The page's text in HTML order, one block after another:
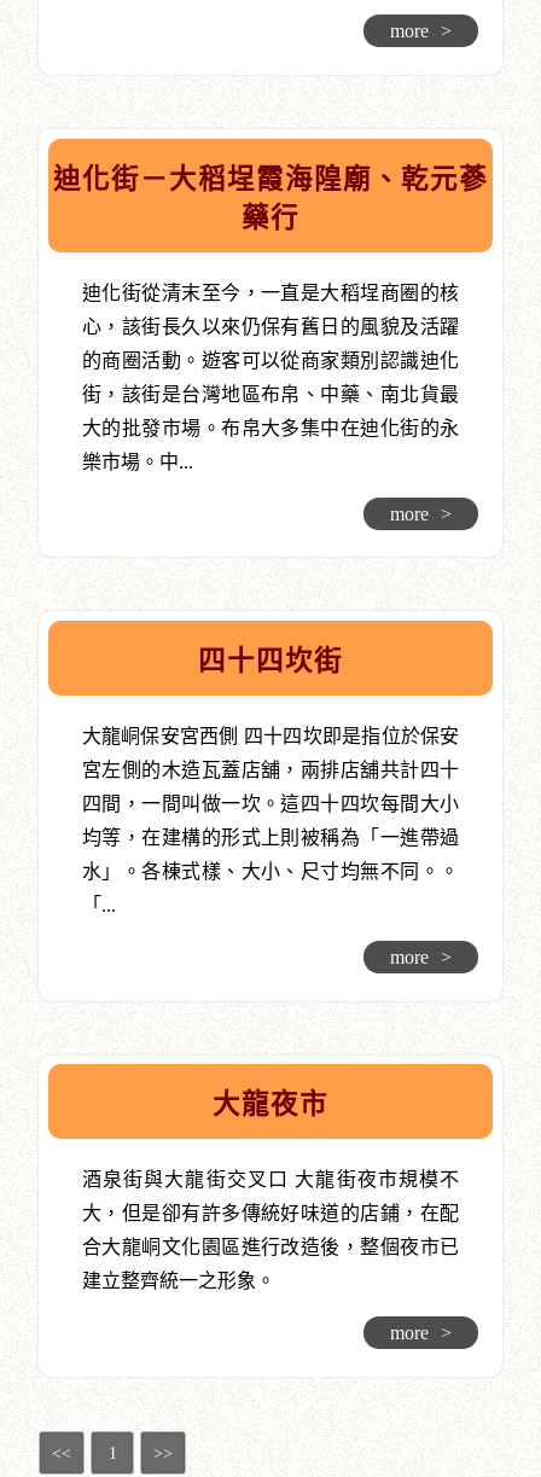
more >
迪化街－大稻埕霞海隍廟、乾元蔘
藥行
迪化街從清末至今，一直是大稻埕商圈的核
心，該街長久以來仍保有舊日的風貌及活躍
的商圈活動。遊客可以從商家類別認識迪化
街，該街是台灣地區布帛、中藥、南北貨最
大的批發市場。布帛大多集中在迪化街的永
樂市場。中...
more >
四十四坎街
大龍峒保安宮西側 四十四坎即是指位於保安
宮左側的木造瓦蓋店舖，兩排店舖共計四十
四間，一間叫做一坎。這四十四坎每間大小
均等，在建構的形式上則被稱為「一進帶過
水」。各棟式樣、大小、尺寸均無不同。。
「...
more >
大龍夜市
酒泉街與大龍街交叉口 大龍街夜市規模不
大，但是卻有許多傳統好味道的店鋪，在配
合大龍峒文化園區進行改造後，整個夜市已
建立整齊統一之形象。
more >
<< 1 >>